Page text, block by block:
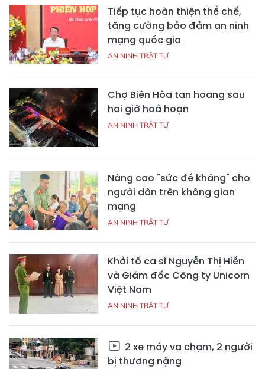
Tiếp tục hoàn thiện thể chế,
tăng cường bảo đảm an ninh
mạng quốc gia
AN NINH TRẬT TỰ
Chợ Biên Hòa tan hoang sau
hai giờ hoả hoạn
AN NINH TRẬT TỰ
Nâng cao "sức đề kháng" cho
người dân trên không gian
mạng
AN NINH TRẬT TỰ
Khởi tố ca sĩ Nguyễn Thị Hiền
và Giám đốc Công ty Unicorn
Việt Nam
AN NINH TRẬT TỰ
2 xe máy va chạm, 2 người
bị thương nặng